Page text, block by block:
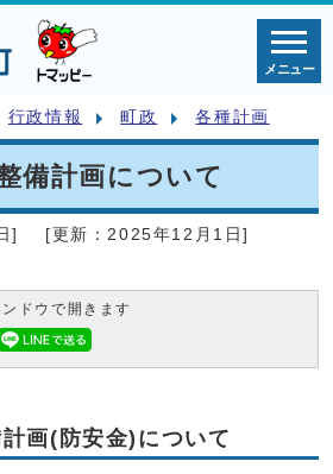
メニュー
行政情報 町政 各種計画
備計画について
] [更新： 2025年12月1日]
ドウで開きます
画(防安金)について